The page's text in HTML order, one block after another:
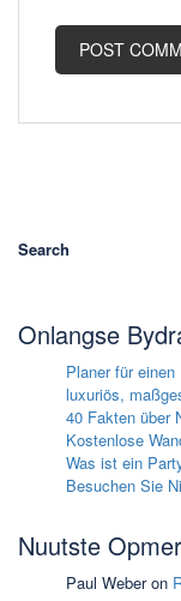
Search
Onlangse
Planer für
luxuriös,
40 Fakten über
Kostenlose
Was ist ein
Besuchen Sie
Nuutste
Paul Weberon